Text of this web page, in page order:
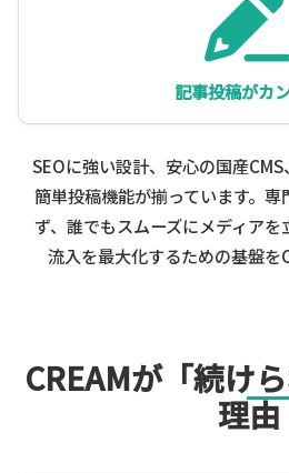
記事投稿がカ
SEOに強い設計、 安心の国産CMS
簡単投稿機能が揃っています。
ず、誰でもスムーズにメディア
流入を最大化するための基盤を
CREAMが「続け
理由